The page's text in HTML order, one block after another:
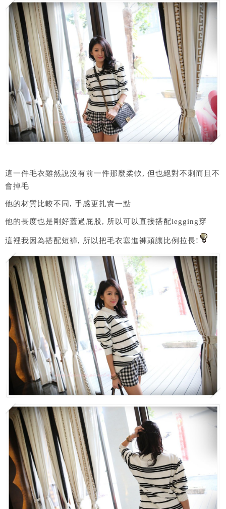
這一件毛衣雖然說沒有前一件那麼柔軟, 但也絕對不刺而且不
會掉毛
他的材質比較不同, 手感更扎實一點
他的長度也是剛好蓋過屁股, 所以可以直接搭配legging穿
這裡我因為搭配短褲, 所以把毛衣塞進褲頭讓比例拉長!